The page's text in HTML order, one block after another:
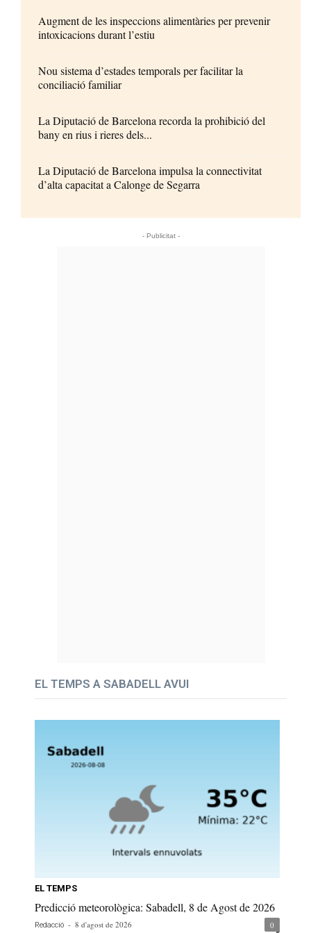
Augment de les inspeccions alimentàries per prevenir
intoxicacions durant l’estiu
Nou sistema d’estades temporals per facilitar la
conciliació familiar
La Diputació de Barcelona recorda la prohibició del
bany en rius i rieres dels...
La Diputació de Barcelona impulsa la connectivitat
d’alta capacitat a Calonge de Segarra
- Publicitat -
EL TEMPS A SABADELL AVUI
EL TEMPS
Predicció meteorològica: Sabadell, 8 de Agost de 2026
Redacció - 8 d'agost de 2026 0